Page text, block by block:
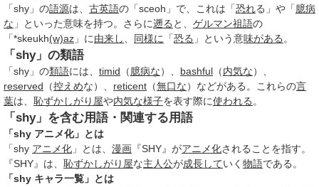
「shy」の語源は、 古英語の「sceoh」で、これは「恐れる」や「臆病
な 」といった意味を持つ。さらに遡る と、 ゲルマン祖語の
「*skeukh(w)az 」に由来し 同様に 「恐る 」という意味がある 。
「shy」の類語
「shy」の類語には、 timid （臆病な）、 bashful （内気な）、
reserved （控えめな）、 reticent （無口な）などがある。これらの言
葉は、 恥ずかしがり屋や内気な様子を表す際に使われる 。
「shy」を含む用語・関連する用語
「shy アニメ化」とは
「shy アニメ化 」とは、 漫画 『SHY』がアニメ化されることを指す。
『SHY』は、 恥ずかしがり屋な主人公が成長していく 物語である。
「shy キャラ一覧」とは